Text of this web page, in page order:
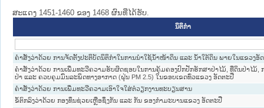
ສະແດງ 1451-1460 ຂອງ 1468 ຜົນທີ່ໄດ້ຮັບ.
ນິຕິກໍາ
ຄຳສັ່ງວ່າດ້ວຍ ການຈັດຕັ້ງປະຕິບັດນິຕິກຳໃນການນຳໃຊ້ນ້ຳໜ້າດິນ ແລະ ນ້ຳໃຕ້ດິນ ພາຍໃນແຂວງອັ
ຄໍາສັ່ງວ່າດ້ວຍ ການເພີ່ມທະວີຄວາມຮັບຜິດຊອບໃນການຄຸ້ມຄອງປົກປັກຮັກສາປ່າໄມ້, ທີ່ດິນປ່າໄມ້,
ປ່າ ແລະ ຄວບຄຸມມົົນລະພິດທາງອາກາດ (ຝຸ່ນ PM 2.5) ໃນຂອບເຂດທົ່ວແຂວງ ອັດຕະປື
ຄຳສັ່ງວ່າດ້ວຍ ການເພີ່ມທະວີຄວາມເອົາໃຈໃສ່ຕໍ່ວຽກງານທະບຽນສານ
ຂໍ້ຕົກລົງວ່າດ້ວຍ ກອງທຶນຊ່ວຍເຫຼືອຊຶ່ງກັນ ແລະ ກັນ ຂອງກຳມະບານແຂວງ ອັດຕະປື